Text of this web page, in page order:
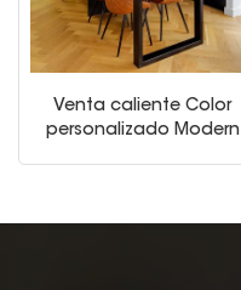
Venta caliente Color
personalizado Modern